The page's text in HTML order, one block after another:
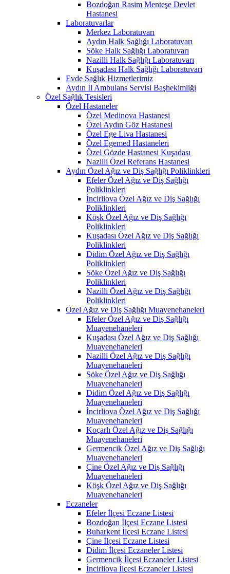
Bozdoğan Rasim Menteşe Devlet
Hastanesi
Laboratuvarlar
Merkez Laboratuvarı
Aydın Halk Sağlığı Laboratuvarı
Söke Halk Sağlığı Laboratuvarı
Nazilli Halk Sağlığı Laboratuvarı
Kuşadası Halk Sağlığı Laboratuvarı
Evde Sağlık Hizmetlerimiz
Aydın İl Ambulans Servisi Başhekimliği
Özel Sağlık Tesisleri
Özel Hastaneler
Özel Medinova Hastanesi
Özel Aydın Göz Hastanesi
Özel Ege Liva Hastanesi
Özel Egemed Hastaneleri
Özel Gözde Hastanesi Kuşadası
Nazilli Özel Referans Hastanesi
Aydın Özel Ağız ve Diş Sağlığı Poliklinkleri
Efeler Özel Ağız ve Diş Sağlığı
Poliklinkleri
İncirliova Özel Ağız ve Diş Sağlığı
Poliklinkleri
Köşk Özel Ağız ve Diş Sağlığı
Poliklinkleri
Kuşadası Özel Ağız ve Diş Sağlığı
Poliklinkleri
Didim Özel Ağız ve Diş Sağlığı
Poliklinkleri
Söke Özel Ağız ve Diş Sağlığı
Poliklinkleri
Nazilli Özel Ağız ve Diş Sağlığı
Poliklinkleri
Özel Ağız ve Diş Sağlığı Muayenehaneleri
Efeler Özel Ağız ve Diş Sağlığı
Muayenehaneleri
Kuşadası Özel Ağız ve Diş Sağlığı
Muayenehaneleri
Nazilli Özel Ağız ve Diş Sağlığı
Muayenehaneleri
Söke Özel Ağız ve Diş Sağlığı
Muayenehaneleri
Didim Özel Ağız ve Diş Sağlığı
Muayenehaneleri
İncirliova Özel Ağız ve Diş Sağlığı
Muayenehaneleri
Koçarlı Özel Ağız ve Diş Sağlığı
Muayenehaneleri
Germencik Özel Ağız ve Diş Sağlığı
Muayenehaneleri
Çine Özel Ağız ve Diş Sağlığı
Muayenehaneleri
Köşk Özel Ağız ve Diş Sağlığı
Muayenehaneleri
Eczaneler
Efeler İlçesi Eczane Listesi
Bozdoğan İlçesi Eczane Listesi
Buharkent İlçesi Eczane Listesi
Çine İlçesi Eczane Listesi
Didim İlçesi Eczaneler Listesi
Germencik İlçesi Eczaneler Listesi
İncirliova İlçesi Eczaneler Listesi